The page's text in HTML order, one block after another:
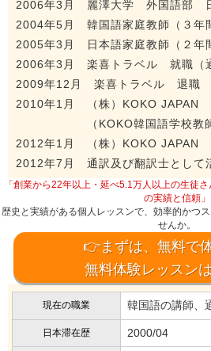
2006年3月 麗澤大学 外国語部
2004年5月 韓国語家庭教師（３年
2005年3月 日本語家庭教師（２年
2006年3月 楽喜トラベル 就職（
2009年12月 楽喜トラベル 退職
2010年1月 （株）KOKO JAPAN
（KOKO韓国語学校教師・
2012年1月 （株）KOKO JAPAN
2012年7月 通訳及び翻訳士として
「創業から22年以上・延べ5.1万人以上の生徒
の実績と信頼」
歴史と実績がある個人レッスンで、効率的かつ
せんか。
👉まずは、無料で
無料体験レッスン
現在の職業 韓国語の講師、
日本滞在歴 2000/04